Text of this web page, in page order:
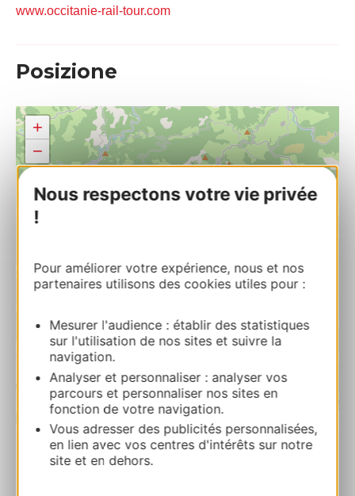
Nous respectons votre vie privée
!
Pour améliorer votre expérience, nous et nos
partenaires utilisons des cookies utiles pour :
Mesurer l'audience : établir des statistiques
sur l'utilisation de nos sites et suivre la
navigation.
Analyser et personnaliser : analyser vos
parcours et personnaliser nos sites en
fonction de votre navigation.
Vous adresser des publicités personnalisées,
en lien avec vos centres d'intérêts sur notre
site et en dehors.
www.occitanie-rail-tour.com
Posizione
+
−
Leaflet| Map data ©
Brasserie Le Grand Café